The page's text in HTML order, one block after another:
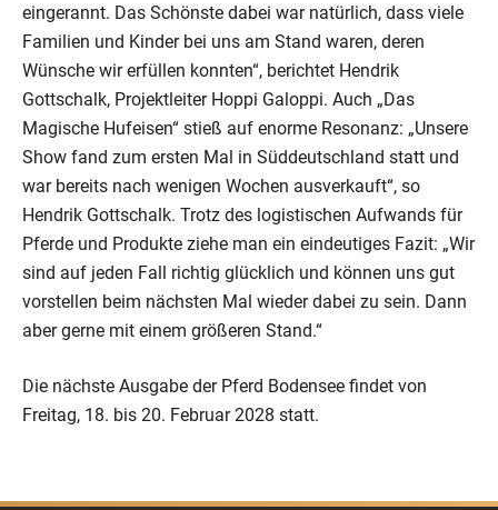
eingerannt. Das Schönste dabei war natürlich, dass viele
Familien und Kinder bei uns am Stand waren, deren
Wünsche wir erfüllen konnten“, berichtet Hendrik
Gottschalk, Projektleiter Hoppi Galoppi. Auch „Das
Magische Hufeisen“ stieß auf enorme Resonanz: „Unsere
Show fand zum ersten Mal in Süddeutschland statt und
war bereits nach wenigen Wochen ausverkauft“, so
Hendrik Gottschalk. Trotz des logistischen Aufwands für
Pferde und Produkte ziehe man ein eindeutiges Fazit: „Wir
sind auf jeden Fall richtig glücklich und können uns gut
vorstellen beim nächsten Mal wieder dabei zu sein. Dann
aber gerne mit einem größeren Stand.“
Die nächste Ausgabe der Pferd Bodensee findet von
Freitag, 18. bis 20. Februar 2028 statt.